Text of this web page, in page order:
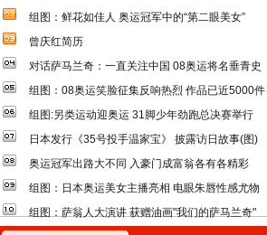
组图：鲜花如佳人 奥运冠军中的“第二眼美女”
曾庆红简历
对话萨马兰奇：一直关注中国 08奥运将名垂青史
组图：08奥运笑脸征集反响热烈 作品已近5000件
组图:另类运动迎奥运 31脚少年劲跑总决赛举行
日本发行《35号投手温家宝》 披露访日故事(图)
奥运冠军出路大不同 入豪门成富翁各有各精彩
组图：日本奥运美女主播亮相 电眼朱唇性感尤物
组图：萨翁人大演讲 获赠油画"我们的萨马兰奇"